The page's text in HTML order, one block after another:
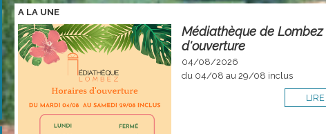
A LA UNE
Médiathèque de
d'ouverture
04/08/2026
du 04/08 au 29/08 inclus